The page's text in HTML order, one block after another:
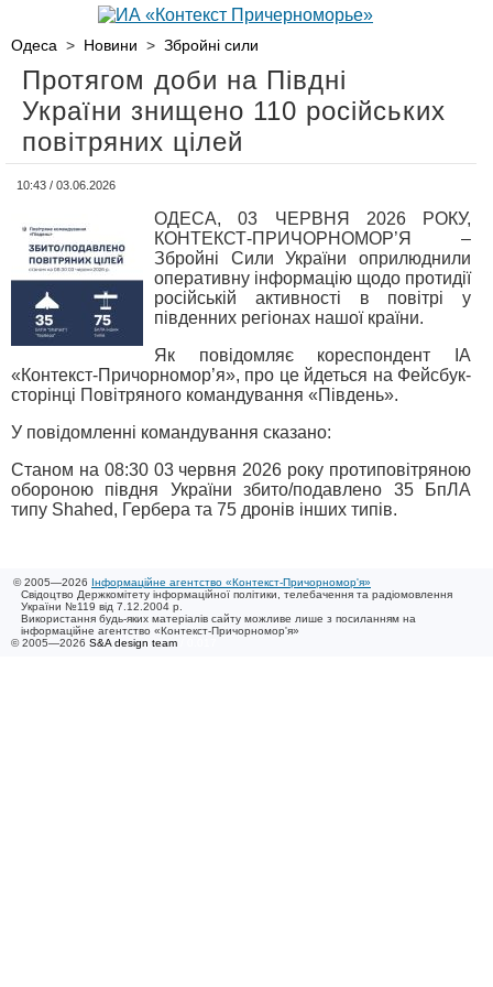
Одеса > Новини > Збройні сили
Протягом доби на Півдні
України знищено 110 російських
повітряних цілей
10:43 / 03.06.2026
ОДЕСА, 03 ЧЕРВНЯ 2026 РОКУ,
КОНТЕКСТ-ПРИЧОРНОМОР’Я –
Збройні Сили України оприлюднили
оперативну інформацію щодо протидії
російській активності в повітрі у
південних регіонах нашої країни.
Як повідомляє кореспондент ІА
«Контекст-Причорномор’я», про це йдеться на Фейсбук-
сторінці Повітряного командування «Південь».
У повідомленні командування сказано:
Станом на 08:30 03 червня 2026 року протиповітряною
обороною півдня України збито/подавлено 35 БпЛА
типу Shahed, Гербера та 75 дронів інших типів.
© 2005—2026 Інформаційне агентство «Контекст-Причорномор'я»
Свідоцтво Держкомітету інформаційної політики, телебачення та радіомовлення
України №119 від 7.12.2004 р.
Використання будь-яких матеріалів сайту можливе лише з посиланням на
інформаційне агентство «Контекст-Причорномор'я»
© 2005—2026 S&A design team